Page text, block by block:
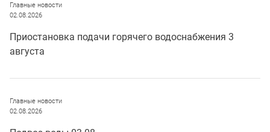
Главные новости
02.08.2026
Приостановка подачи горячего водоснабжения 3
августа
Главные новости
02.08.2026